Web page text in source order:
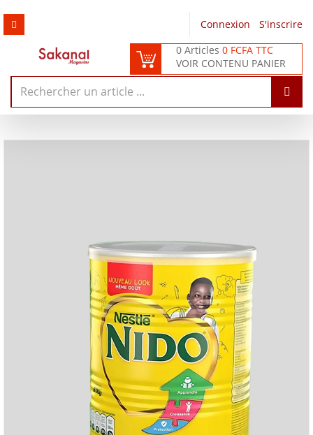
Connexion
S'inscrire
0 Articles0 FCFA TTC
VOIR CONTENU PANIER